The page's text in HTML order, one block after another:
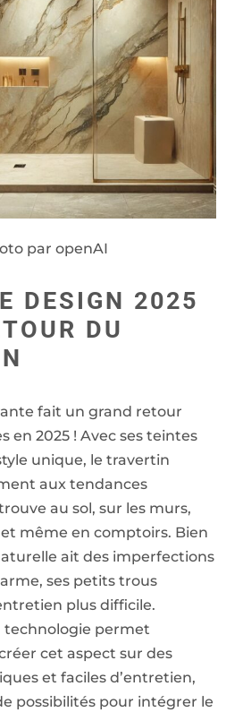
par openAI
DESIGN 2025
DU
fait un grand retour
en 2025 ! Avec ses teintes
unique, le travertin
aux tendances
au sol, sur les murs,
même en comptoirs. Bien
ait des imperfections
ses petits trous
plus difficile.
technologie permet
cet aspect sur des
et faciles d’entretien,
possibilités pour intégrer le